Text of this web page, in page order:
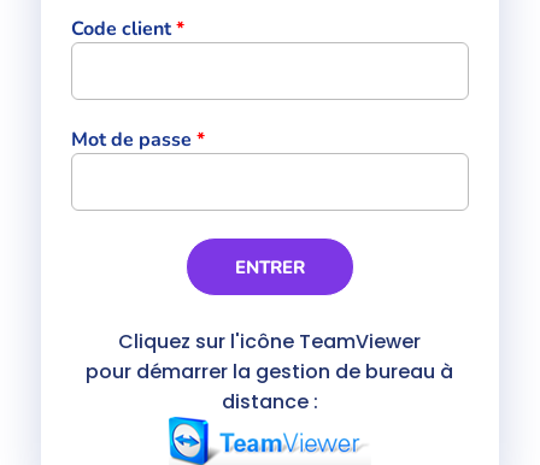
Code client*
Mot de passe *
Cliquez sur l'icône TeamViewer
pour démarrer la gestion de bureau à
distance :